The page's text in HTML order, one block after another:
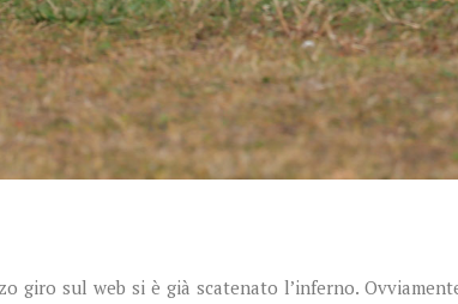
giro sul web si è già scatenato l’inferno.